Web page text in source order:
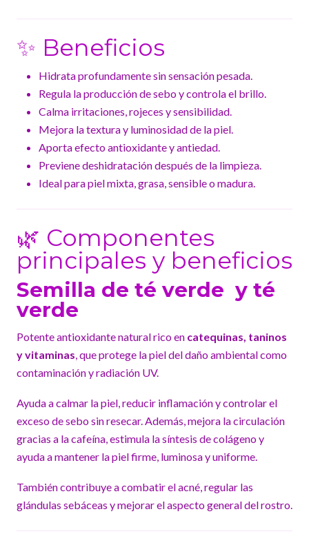
✨ Beneficios
Hidrata profundamente sin sensación pesada.
Regula la producción de sebo y controla el brillo.
Calma irritaciones, rojeces y sensibilidad.
Mejora la textura y luminosidad de la piel.
Aporta efecto antioxidante y antiedad.
Previene deshidratación después de la limpieza.
Ideal para piel mixta, grasa, sensible o madura.
🌿 Componentes
principales y beneficios
Semilla de té verde y té
verde
Potente antioxidante natural rico en catequinas, taninos
y vitaminas, que protege la piel del daño ambiental como
contaminación y radiación UV.
Ayuda a calmar la piel, reducir inflamación y controlar el
exceso de sebo sin resecar. Además, mejora la circulación
gracias a la cafeína, estimula la síntesis de colágeno y
ayuda a mantener la piel firme, luminosa y uniforme.
También contribuye a combatir el acné, regular las
glándulas sebáceas y mejorar el aspecto general del rostro.